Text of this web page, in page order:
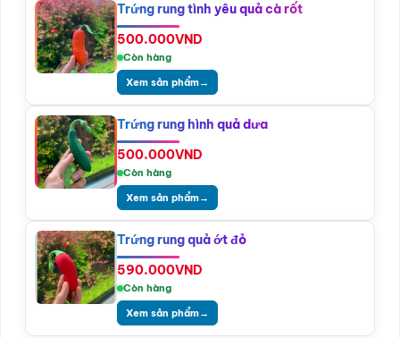
Trứng rung tình yêu quả cà rốt
500.000VND
Còn hàng
Xem sản phẩm→
Trứng rung hình quả dưa
500.000VND
Còn hàng
Xem sản phẩm→
Trứng rung quả ớt đỏ
590.000VND
Còn hàng
Xem sản phẩm→